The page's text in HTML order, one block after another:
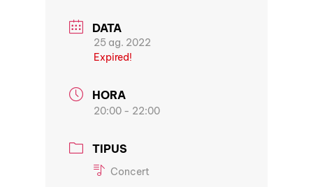
DATA
25 ag. 2022
Expired!
HORA
20:00 - 22:00
TIPUS
Concert